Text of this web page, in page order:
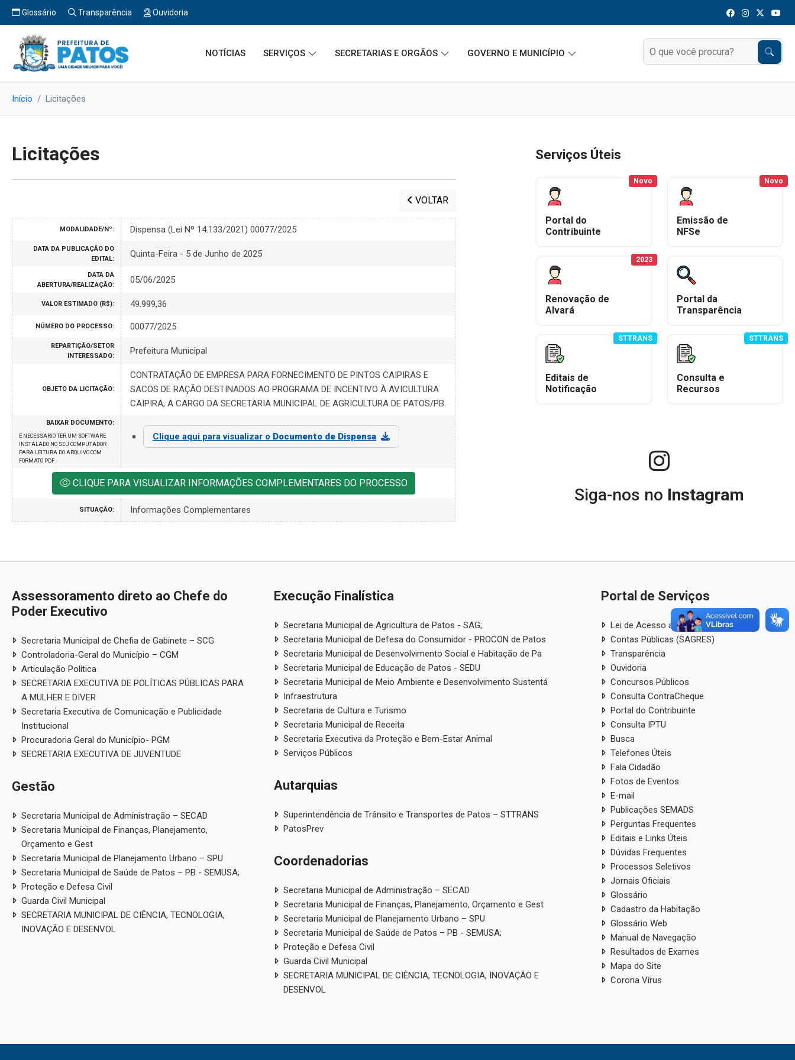
Glossário Transparência Ouvidoria
NOTÍCIAS SERVIÇOS SECRETARIAS E ORGÃOS GOVERNO E MUNICÍPIO
Início Licitações
Licitações
VOLTAR
MODALIDADE/Nº: Dispensa (Lei Nº 14.133/2021) 00077/2025
DATA DA PUBLICAÇÃO DO
EDITAL:
Quinta-Feira - 5 de Junho de 2025
DATA DA
ABERTURA/REALIZAÇÃO:
05/06/2025
VALOR ESTIMADO (R$): 49.999,36
NÚMERO DO PROCESSO: 00077/2025
REPARTIÇÃO/SETOR
INTERESSADO:
Prefeitura Municipal
OBJETO DA LICITAÇÃO:
CONTRATAÇÃO DE EMPRESA PARA FORNECIMENTO DE PINTOS CAIPIRAS E
SACOS DE RAÇÃO DESTINADOS AO PROGRAMA DE INCENTIVO À AVICULTURA
CAIPIRA, A CARGO DA SECRETARIA MUNICIPAL DE AGRICULTURA DE PATOS/PB.
BAIXAR DOCUMENTO:
É NECESSARIO TER UM SOFTWARE
INSTALADO NO SEU COMPUTADOR
PARA LEITURA DO ARQUIVO COM
FORMATO PDF
Clique aqui para visualizar o Documento de Dispensa
CLIQUE PARA VISUALIZAR INFORMAÇÕES COMPLEMENTARES DO PROCESSO
SITUAÇÃO: Informações Complementares
Serviços Úteis
Portal do
Contribuinte
Novo
Emissão de
NFSe
Novo
Renovação de
Alvará
2023
Portal da
Transparência
Editais de
Notificação
STTRANS
Consulta e
Recursos
STTRANS
Siga-nos no Instagram
Assessoramento direto ao Chefe do
Poder Executivo
Secretaria Municipal de Chefia de Gabinete – SCG
Controladoria-Geral do Município – CGM
Articulação Política
SECRETARIA EXECUTIVA DE POLÍTICAS PÚBLICAS PARA
A MULHER E DIVER
Secretaria Executiva de Comunicação e Publicidade
Institucional
Procuradoria Geral do Município- PGM
SECRETARIA EXECUTIVA DE JUVENTUDE
Gestão
Secretaria Municipal de Administração – SECAD
Secretaria Municipal de Finanças, Planejamento,
Orçamento e Gest
Secretaria Municipal de Planejamento Urbano – SPU
Secretaria Municipal de Saúde de Patos – PB - SEMUSA;
Proteção e Defesa Civil
Guarda Civil Municipal
SECRETARIA MUNICIPAL DE CIÊNCIA, TECNOLOGIA,
INOVAÇÃO E DESENVOL
Execução Finalística
Secretaria Municipal de Agricultura de Patos - SAG;
Secretaria Municipal de Defesa do Consumidor - PROCON de Patos
Secretaria Municipal de Desenvolvimento Social e Habitação de Pa
Secretaria Municipal de Educação de Patos - SEDU
Secretaria Municipal de Meio Ambiente e Desenvolvimento Sustentá
Infraestrutura
Secretaria de Cultura e Turismo
Secretaria Municipal de Receita
Secretaria Executiva da Proteção e Bem-Estar Animal
Serviços Públicos
Autarquias
Superintendência de Trânsito e Transportes de Patos – STTRANS
PatosPrev
Coordenadorias
Secretaria Municipal de Administração – SECAD
Secretaria Municipal de Finanças, Planejamento, Orçamento e Gest
Secretaria Municipal de Planejamento Urbano – SPU
Secretaria Municipal de Saúde de Patos – PB - SEMUSA;
Proteção e Defesa Civil
Guarda Civil Municipal
SECRETARIA MUNICIPAL DE CIÊNCIA, TECNOLOGIA, INOVAÇÃO E
DESENVOL
Portal de Serviços
Lei de Acesso a Informação
Contas Públicas (SAGRES)
Transparência
Ouvidoria
Concursos Públicos
Consulta ContraCheque
Portal do Contribuinte
Consulta IPTU
Busca
Telefones Úteis
Fala Cidadão
Fotos de Eventos
E-mail
Publicações SEMADS
Perguntas Frequentes
Editais e Links Úteis
Dúvidas Frequentes
Processos Seletivos
Jornais Oficiais
Glossário
Cadastro da Habitação
Glossário Web
Manual de Navegação
Resultados de Exames
Mapa do Site
Corona Vírus